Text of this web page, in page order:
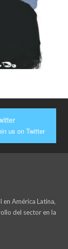
us on Twitter
en América Latina,
del sector en la